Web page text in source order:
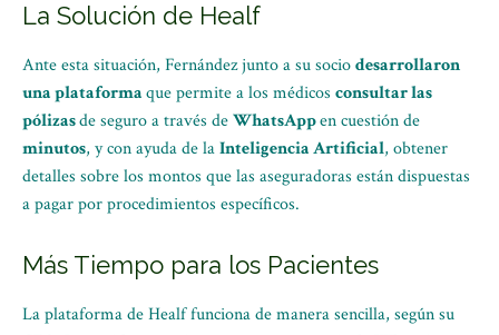
La Solución de Healf
Ante esta situación, Fernández junto a su sociodesarrollaron
una plataformaque permite a los médicos consultar las
pólizasde seguro a través deWhatsAppen cuestión de
minutos, y con ayuda de laInteligencia Artificial, obtener
detalles sobre los montos que las aseguradoras están dispuestas
a pagar por procedimientos específicos.
Más Tiempo para los Pacientes
La plataforma de Healf funciona de manera sencilla, según su